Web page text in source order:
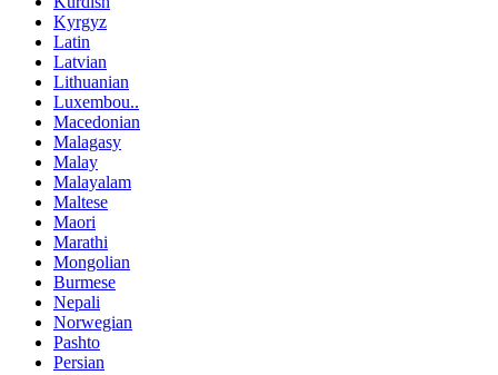
Kyrgyz
Latin
Latvian
Lithuanian
Luxembou..
Macedonian
Malagasy
Malay
Malayalam
Maltese
Maori
Marathi
Mongolian
Burmese
Nepali
Norwegian
Pashto
Persian